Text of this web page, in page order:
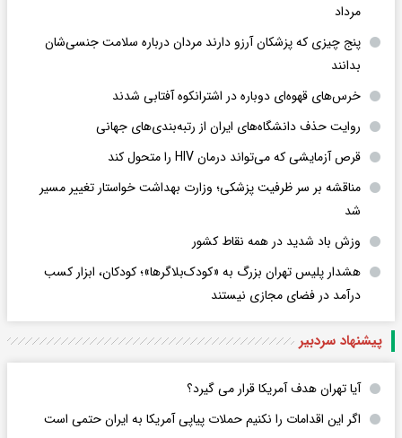
مرداد
پنج چیزی که پزشکان آرزو دارند مردان درباره سلامت جنسی‌شان
بدانند
خرس‌های قهوه‌ای دوباره در اشترانکوه آفتابی شدند
روایت حذف دانشگاه‌های ایران از رتبه‌بندی‌های جهانی
قرص آزمایشی که می‌تواند درمان HIV را متحول کند
مناقشه بر سر ظرفیت پزشکی؛ وزارت بهداشت خواستار تغییر مسیر
شد
وزش باد شدید در همه نقاط کشور
هشدار پلیس تهران بزرگ به «کودک‌بلاگرها»؛ کودکان، ابزار کسب
درآمد در فضای مجازی نیستند
پیشنهاد سردبیر
آیا تهران هدف آمریکا قرار می گیرد؟
اگر این اقدامات را نکنیم حملات پیاپی آمریکا به ایران حتمی است